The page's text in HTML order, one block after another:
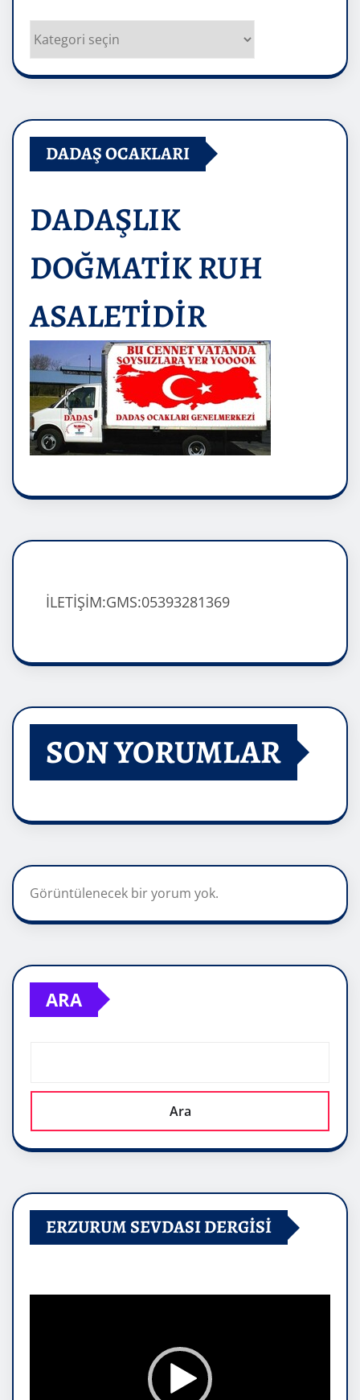
Kategoriler
DADAŞ OCAKLARI
DADAŞLIK
DOĞMATİK RUH
ASALETİDİR
İLETİŞİM:GMS:05393281369
SON YORUMLAR
Görüntülenecek bir yorum yok.
ARA
Ara
ERZURUM SEVDASI DERGİSİ